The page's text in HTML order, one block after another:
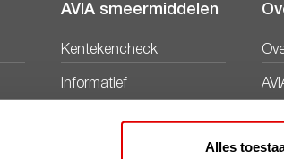
Alles
AVIA smeermiddelen
Kentekencheck
Informatief
Productbladen